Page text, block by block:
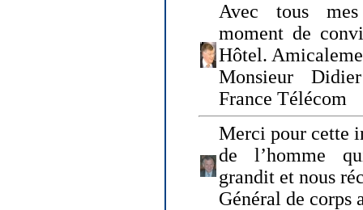
Avec tous
moment de
Hôtel.
Monsieur
France Télécom
Merci pour cette
de l’homme
grandit et nous
Général de corps